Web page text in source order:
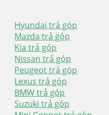
Hyundai trả góp
Mazda trả góp
Kia trả góp
Nissan trả góp
Peugeot trả góp
Lexus trả góp
BMW trả góp
Suzuki trả góp